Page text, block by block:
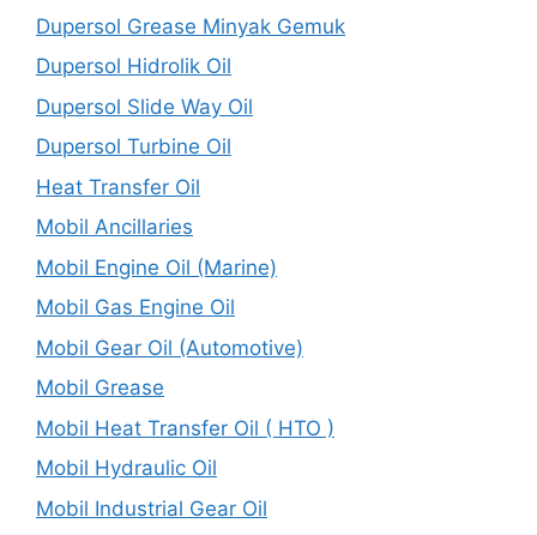
Dupersol Grease Minyak Gemuk
Dupersol Hidrolik Oil
Dupersol Slide Way Oil
Dupersol Turbine Oil
Heat Transfer Oil
Mobil Ancillaries
Mobil Engine Oil (Marine)
Mobil Gas Engine Oil
Mobil Gear Oil (Automotive)
Mobil Grease
Mobil Heat Transfer Oil ( HTO )
Mobil Hydraulic Oil
Mobil Industrial Gear Oil